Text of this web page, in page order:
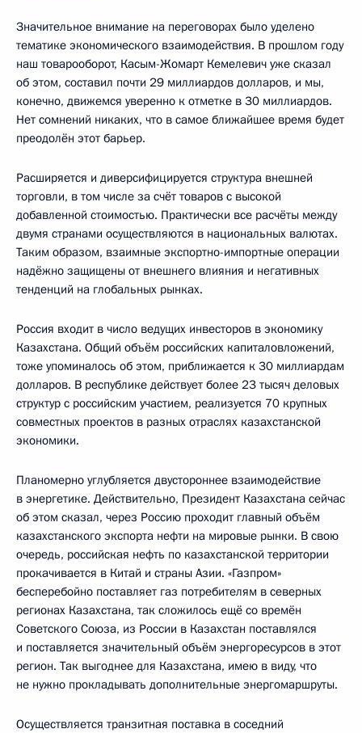
Значительное внимание на переговорах было уделено
тематике экономического взаимодействия. В прошлом году
наш товарооборот, Касым-Жомарт Кемелевич уже сказал
об этом, составил почти 29 миллиардов долларов, и мы,
конечно, движемся уверенно к отметке в 30 миллиардов.
Нет сомнений никаких, что в самое ближайшее время будет
преодолён этот барьер.
Расширяется и диверсифицируется структура внешней
торговли, в том числе за счёт товаров с высокой
добавленной стоимостью. Практически все расчёты между
двумя странами осуществляются в национальных валютах.
Таким образом, взаимные экспортно-импортные операции
надёжно защищены от внешнего влияния и негативных
тенденций на глобальных рынках.
Россия входит в число ведущих инвесторов в экономику
Казахстана. Общий объём российских капиталовложений,
тоже упоминалось об этом, приближается к 30 миллиардам
долларов. В республике действует более 23 тысяч деловых
структур с российским участием, реализуется 70 крупных
совместных проектов в разных отраслях казахстанской
экономики.
Планомерно углубляется двустороннее взаимодействие
в энергетике. Действительно, Президент Казахстана сейчас
об этом сказал, через Россию проходит главный объём
казахстанского экспорта нефти на мировые рынки. В свою
очередь, российская нефть по казахстанской территории
прокачивается в Китай и страны Азии. «Газпром»
бесперебойно поставляет газ потребителям в северных
регионах Казахстана, так сложилось ещё со времён
Советского Союза, из России в Казахстан поставлялся
и поставляется значительный объём энергоресурсов в этот
регион. Так выгоднее для Казахстана, имею в виду, что
не нужно прокладывать дополнительные энергомаршруты.
Осуществляется транзитная поставка в соседний